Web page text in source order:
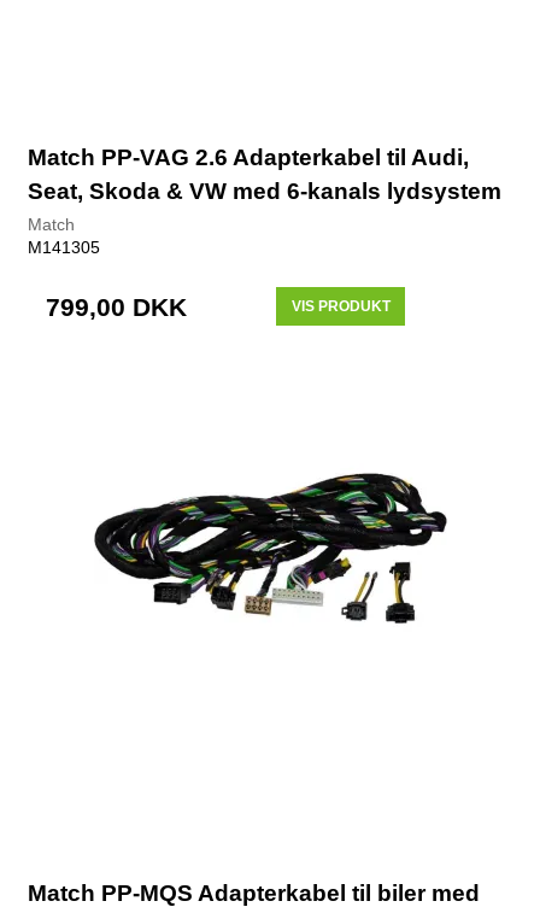
Match PP-VAG 2.6 Adapterkabel til Audi,
Seat, Skoda & VW med 6-kanals lydsystem
Match
M141305
799,00 DKK VIS PRODUKT
Match PP-MQS Adapterkabel til biler med